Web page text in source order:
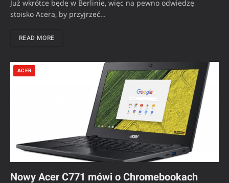
Już wkrótce będę w Berlinie, więc na pewno odwiedzę
stoisko Acera, by przyjrzeć…
READ MORE
ACER
Nowy Acer C771 mówi o Chromebookach